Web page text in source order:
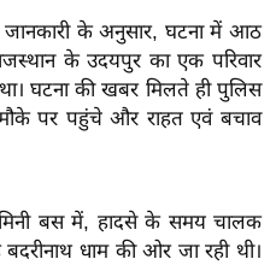
जानकारी के अनुसार, घटना में आठ
के उदयपुर का एक परिवार
घटना की खबर मिलते ही पुलिस
पर पहुंचे और राहत एवं बचाव
मिनी बस में, हादसे के समय चालक
धाम की ओर जा रही थी।